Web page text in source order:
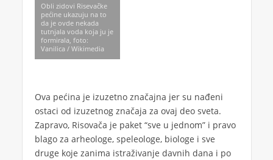
Obli zidovi Risevačke
pećine ukazuju na to
da je ovde nekada
tutnjala voda koja ju je
formirala, foto:
Vanilica / Wikimedia
Ova pećina je izuzetno značajna jer su nađeni
ostaci od izuzetnog značaja za ovaj deo sveta.
Zapravo, Risovača je paket “sve u jednom” i pravo
blago za arheologe, speleologe, biologe i sve
druge koje zanima istraživanje davnih dana i po